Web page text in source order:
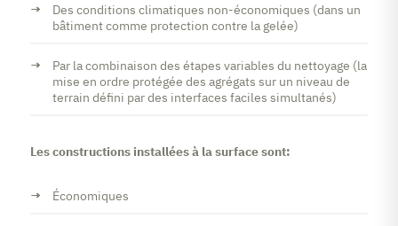
Des conditions climatiques non-économiques (dans un
bâtiment comme protection contre la gelée)
Par la combinaison des étapes variables du nettoyage (la
mise en ordre protégée des agrégats sur un niveau de
terrain défini par des interfaces faciles simultanés)
Les constructions installées à la surface sont:
Économiques